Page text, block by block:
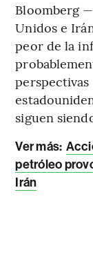
Bloomberg
Unidos e
peor de la
siguen
Ver más:
petróleo
Irán